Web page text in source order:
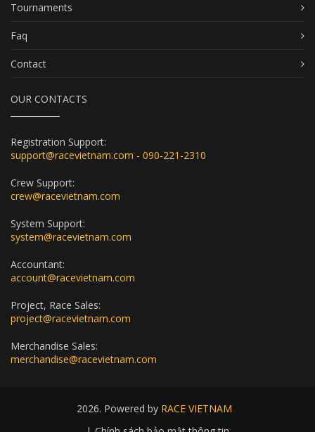
Tournaments
Faq
Contact
OUR CONTACTS
Registration Support:
support@racevietnam.com - 090-221-2310
Crew Support:
crew@racevietnam.com
System Support:
system@racevietnam.com
Accountant:
account@racevietnam.com
Project, Race Sales:
project@racevietnam.com
Merchandise Sales:
merchandise@racevietnam.com
2026. Powered by RACE VIETNAM